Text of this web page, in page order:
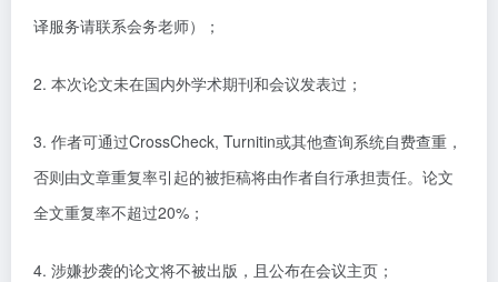
译服务请联系会务老师）；
2. 本次论文未在国内外学术期刊和会议发表过；
3. 作者可通过CrossCheck, Turnitin或其他查询系统自费查重，
否则由文章重复率引起的被拒稿将由作者自行承担责任。论文
全文重复率不超过20% ；
4. 涉嫌抄袭的论文将不被出版，且公布在会议主页；